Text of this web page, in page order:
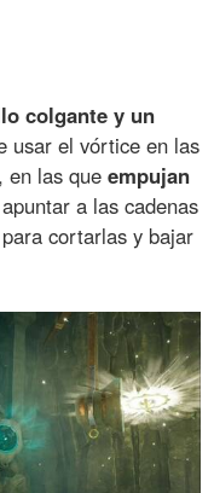
colgante y un
usar el vórtice en las
, en las queempujan
a las cadenas
para cortarlas y bajar